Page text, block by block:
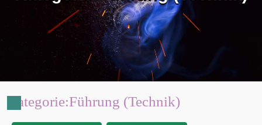
Kategorie:Führung (Technik)